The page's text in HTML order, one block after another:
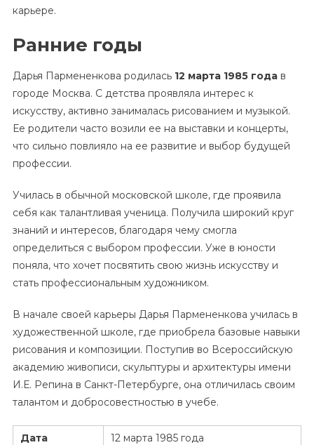
карьере.
Ранние годы
Дарья Пармененкова родилась 12 марта 1985 годав
городе Москва. С детства проявляла интерес к
искусству, активно занималась рисованием и музыкой.
Ее родители часто возили ее на выставки и концерты,
что сильно повлияло на ее развитие и выбор будущей
профессии.
Училась в обычной московской школе, где проявила
себя как талантливая ученица. Получила широкий круг
знаний и интересов, благодаря чему смогла
определиться с выбором профессии. Уже в юности
поняла, что хочет посвятить свою жизнь искусству и
стать профессиональным художником.
В начале своей карьеры Дарья Пармененкова училась в
художественной школе, где приобрела базовые навыки
рисования и композиции. Поступив во Всероссийскую
академию живописи, скульптуры и архитектуры имени
И.Е. Репина в Санкт-Петербурге, она отличилась своим
талантом и добросовестностью в учебе.
Дата
12 марта 1985 года